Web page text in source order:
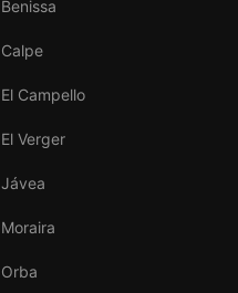
Benissa
Calpe
El Campello
El Verger
Jávea
Moraira
Orba